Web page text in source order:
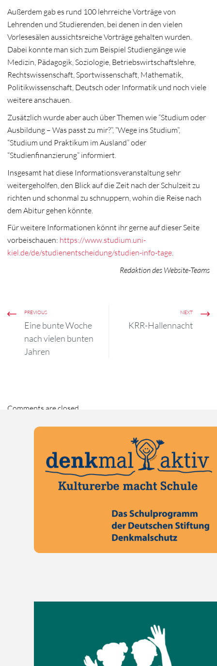
Außerdem gab es rund 100 lehrreiche Vorträge von
Lehrenden und Studierenden, bei denen in den vielen
Vorlesesälen aussichtsreiche Vorträge gehalten wurden.
Dabei konnte man sich zum Beispiel Studiengänge wie
Medizin, Pädagogik, Soziologie, Betriebswirtschaftslehre,
Rechtswissenschaft, Sportwissenschaft, Mathematik,
Politikwissenschaft, Deutsch oder Informatik und noch viele
weitere anschauen.
Zusätzlich wurde aber auch über Themen wie “Studium oder
Ausbildung – Was passt zu mir?”, “Wege ins Studium”,
“Studium und Praktikum im Ausland” oder
“Studienfinanzierung” informiert.
Insgesamt hat diese Informationsveranstaltung sehr
weitergeholfen, den Blick auf die Zeit nach der Schulzeit zu
richten und schonmal zu schnuppern, wohin die Reise nach
dem Abitur gehen könnte.
Für weitere Informationen könnt ihr gerne auf dieser Seite
vorbeischauen: https://www.studium.uni-
kiel.de/de/studienentscheidung/studien-info-tage.
Redaktion des Website-Teams
PREVIOUS
Eine bunte Woche
nach vielen bunten
Jahren
NEXT
KRR-Hallennacht
Comments are closed.